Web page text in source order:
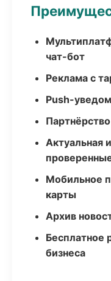
чат-бот
Реклама с
Push-
Актуальная
Мобильное
карты
Архив
Бесплатное
бизнеса